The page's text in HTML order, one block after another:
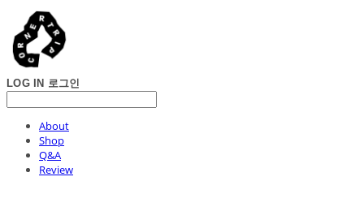
LOG IN 로그인
About
Shop
Q&A
Review